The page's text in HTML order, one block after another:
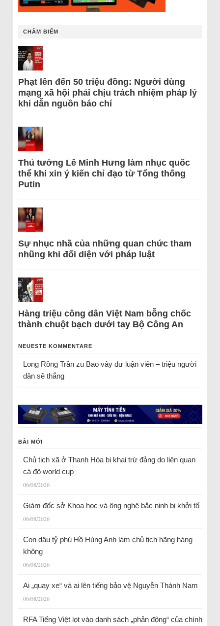
CHÂM BIẾM
Phạt lên đến 50 triệu đồng: Người dùng
mạng xã hội phải chịu trách nhiệm pháp lý
khi dẫn nguồn báo chí
Thủ tướng Lê Minh Hưng làm nhục quốc
thể khi xin ý kiến chỉ đạo từ Tổng thống
Putin
Sự nhục nhã của những quan chức tham
nhũng khi đối diện với pháp luật
Hàng triệu công dân Việt Nam bỗng chốc
thành chuột bạch dưới tay Bộ Công An
NEUESTE KOMMENTARE
Long Rồng Trầnzu Bao vây dư luận viên – triệu người
dân sẽ thắng
BÀI MỚI
Chủ tịch xã ở Thanh Hóa bị khai trừ đảng do liên quan
cá độ world cup
06/08/2026
Giám đốc sở Khoa học và ông nghệ bắc ninh bị khởi tố
06/08/2026
Con dâu tỷ phú Hồ Hùng Anh làm chủ tịch hãng hàng
không
06/08/2026
Ai „quay xe“ và ai lên tiếng bảo vệ Nguyễn Thành Nam
06/08/2026
RFA Tiếng Việt lọt vào danh sách „phản động“ của chính